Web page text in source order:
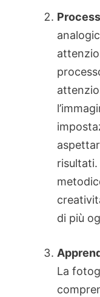
di più
La